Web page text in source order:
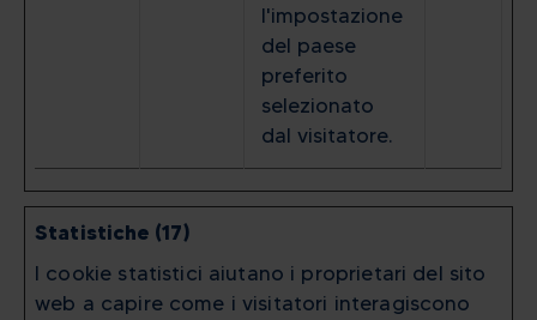
l'impostazione
del paese
preferito
selezionato
dal visitatore.
Statistiche (17)
I cookie statistici aiutano i proprietari del sito
web a capire come i visitatori interagiscono